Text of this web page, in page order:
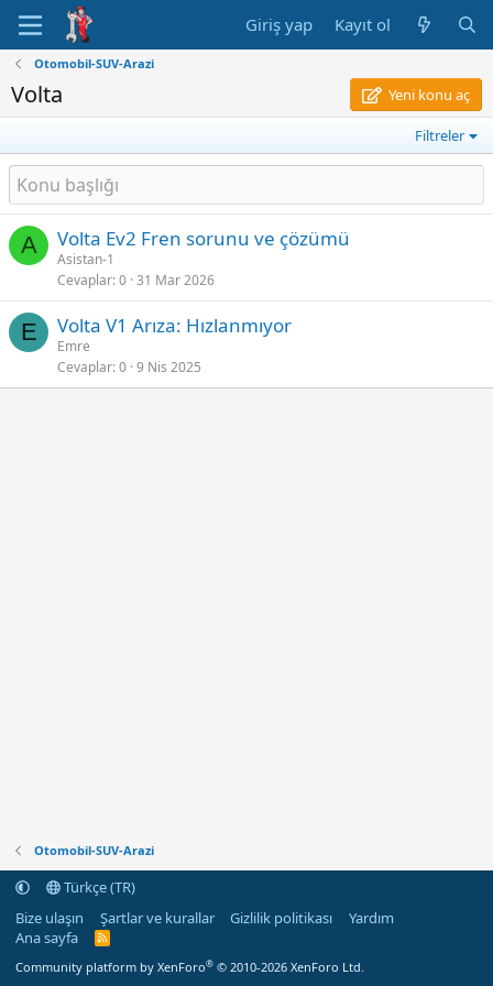
Giriş yap Kayıt ol
Otomobil-SUV-Arazi
Volta Yeni konu aç
Filtreler
A Volta Ev2 Fren sorunu ve çözümü
Asistan-1
Cevaplar 0 31 Mar 2026
E Volta V1 Arıza: Hızlanmıyor
Emre
Cevaplar 0 9 Nis 2025
Otomobil-SUV-Arazi
Türkçe (TR)
Bize ulaşın
Şartlar ve kurallar Gizlilik politikası
Yardım
Ana sayfa
R
S
Community platform by XenForo® © 2010-2026 XenForo Ltd.